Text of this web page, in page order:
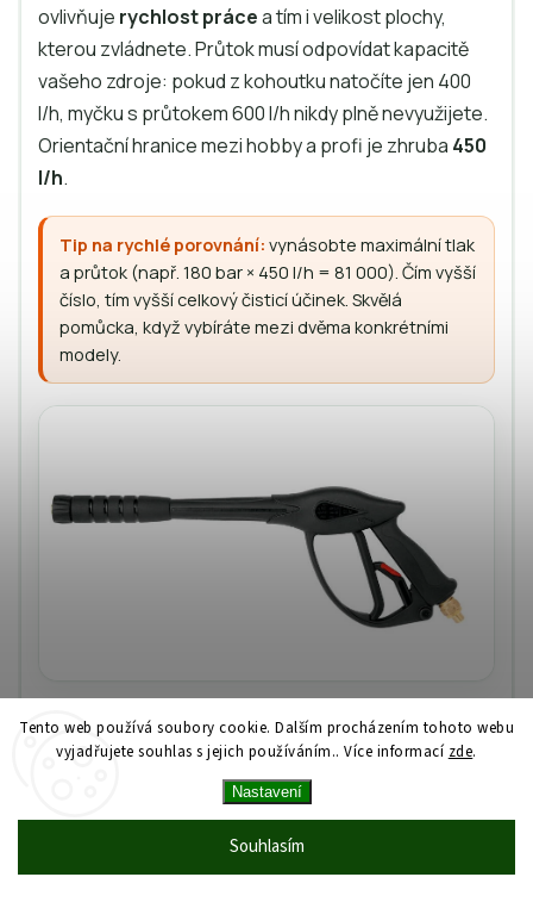
Tento web používá soubory cookie. Dalším procházením tohoto webu
vyjadřujete souhlas s jejich používáním.. Více informací zde.
Nastavení
Souhlasím
ovlivňuje rychlost prácea tím i velikost plochy,
kterou zvládnete. Průtok musí odpovídat kapacitě
vašeho zdroje: pokud z kohoutku natočíte jen 400
l/h, myčku s průtokem 600 l/h nikdy plně nevyužijete.
Orientační hranice mezi hobby a profi je zhruba 450
l/h.
Tip na rychlé porovnání: vynásobte maximální tlak
a průtok (např. 180 bar × 450 l/h = 81 000). Čím vyšší
číslo, tím vyšší celkový čisticí účinek. Skvělá
pomůcka, když vybíráte mezi dvěma konkrétními
modely.
Srdce myčky: čerpadlo a motor
Na trhu zaplaveném levnými stroji neznámého